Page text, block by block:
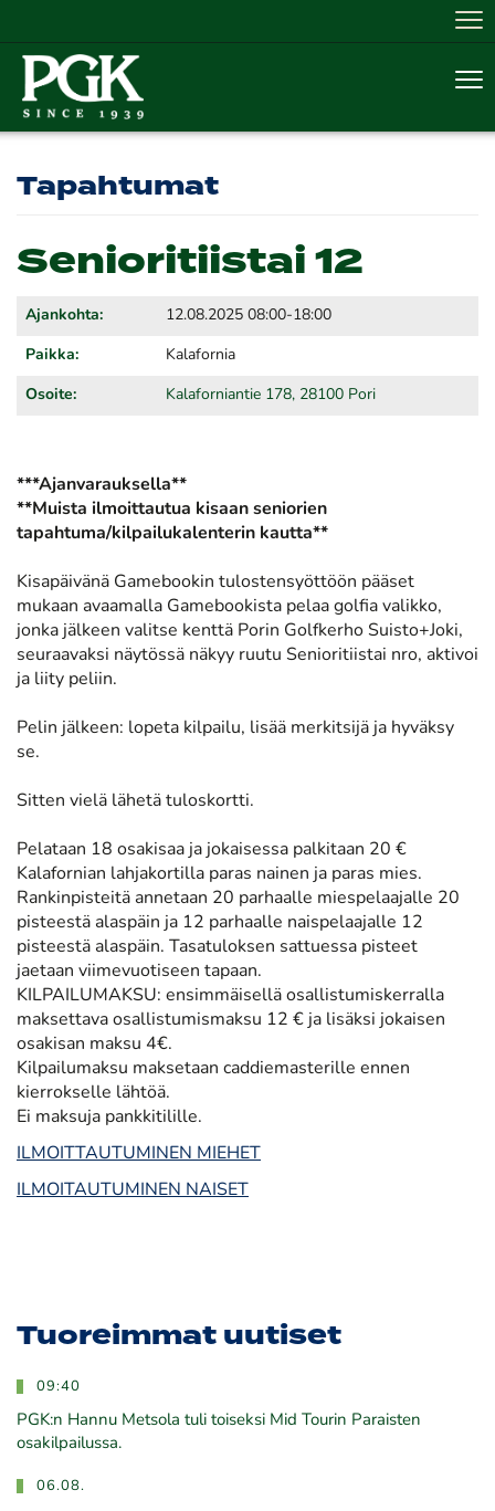
Tapahtumat
Senioritiistai 12
Ajankohta: 12.08.2025 08:00-18:00
Paikka: Kalafornia
Osoite: Kalaforniantie 178, 28100 Pori
***Ajanvarauksella**
**Muista ilmoittautua kisaan seniorien
tapahtuma/kilpailukalenterin kautta**
Kisapäivänä Gamebookin tulostensyöttöön pääset
mukaan avaamalla Gamebookista pelaa golfia valikko,
jonka jälkeen valitse kenttä Porin Golfkerho Suisto+Joki,
seuraavaksi näytössä näkyy ruutu Senioritiistai nro, aktivoi
ja liity peliin.
Pelin jälkeen: lopeta kilpailu, lisää merkitsijä ja hyväksy
se.
Sitten vielä lähetä tuloskortti.
Pelataan 18 osakisaa ja jokaisessa palkitaan 20 €
Kalafornian lahjakortilla paras nainen ja paras mies.
Rankinpisteitä annetaan 20 parhaalle miespelaajalle 20
pisteestä alaspäin ja 12 parhaalle naispelaajalle 12
pisteestä alaspäin. Tasatuloksen sattuessa pisteet
jaetaan viimevuotiseen tapaan.
KILPAILUMAKSU: ensimmäisellä osallistumiskerralla
maksettava osallistumismaksu 12 € ja lisäksi jokaisen
osakisan maksu 4€.
Kilpailumaksu maksetaan caddiemasterille ennen
kierrokselle lähtöä.
Ei maksuja pankkitilille.
ILMOITTAUTUMINEN MIEHET
ILMOITAUTUMINEN NAISET
Tuoreimmat uutiset
09:40
PGK:n Hannu Metsola tuli toiseksi Mid Tourin Paraisten
osakilpailussa.
06.08.